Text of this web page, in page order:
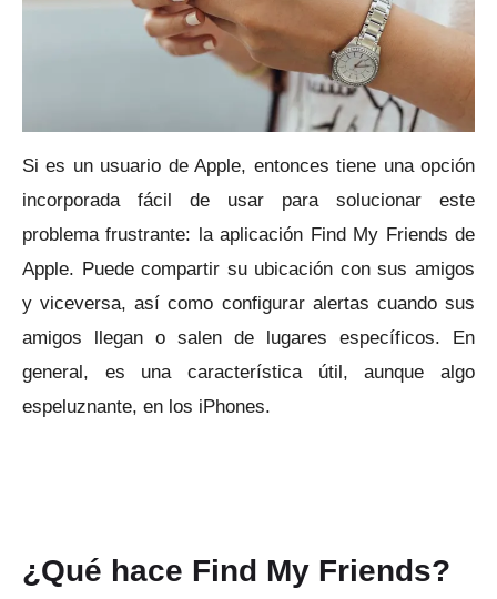
Si es un usuario de Apple, entonces tiene una opción
incorporada fácil de usar para solucionar este
problema frustrante: la aplicación Find My Friends de
Apple. Puede compartir su ubicación con sus amigos
y viceversa, así como configurar alertas cuando sus
amigos llegan o salen de lugares específicos. En
general, es una característica útil, aunque algo
espeluznante, en los iPhones.
¿Qué hace Find My Friends?